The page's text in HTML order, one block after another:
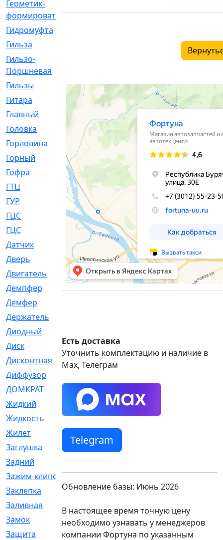
Герметик-
формирователь
Гидромуфта
Гильза
Гильзо-
Поршневая
Гильзы
[259]
Гитара
[7]
Главный
Головка
[28]
Горловина
[14]
Горный
[1]
Гофра
[86]
ГТЦ
[96]
ГУР
[34]
ГЦC
[6]
ГЦС
[74]
Датчик
[969]
Дверь
[249]
Двигатель
[64]
Демпфер
[2]
Демфер
Держатель
Диодный
Диск
[418]
Дисконтная
[1]
Диффузор
ДОМКРАТ
[1]
Жидкий
[5]
Жидкость
[80]
Жилет
Заглушка
[21]
Задний
Зажим-клипса
[1]
Заклепка
[1]
Заливная
Замок
[12]
Защита
[79]
Есть доставка
Уточнить комплектацию и наличие в
Max, Телеграм
Telegram
Обновление базы: Июнь 2026
В настоящее время точную цену
необходимо узнавать у менеджеров
компании Фортуна по указанным